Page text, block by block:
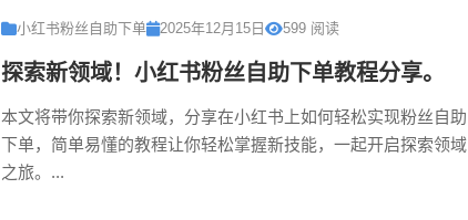
小红书粉丝自助下单 2025年12月15日 599 阅读
探索新领域！小红书粉丝自助下单教程分享。
本文将带你探索新领域，分享在小红书上如何轻松实现粉丝自助
下单，简单易懂的教程让你轻松掌握新技能，一起开启探索领域
之旅。...